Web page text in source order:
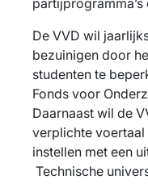
partijprogramma’s
De VVD wil
bezuinigen door
studenten te
Fonds voor
Daarnaast wil de
verplichte
instellen met een
Technische